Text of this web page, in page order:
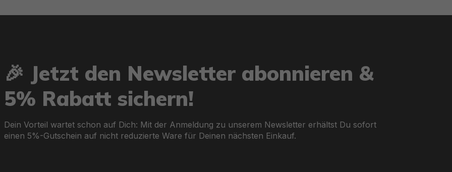
Innovative Features für einzigartige Erlebnisse
Panorama-Fenster: Beobachte die Unterwasserwelt, während Du über das Wasser gleitest.
🎉 Jetzt den Newsletter abonnieren &
5% Rabatt sichern!
Dein Vorteil wartet schon auf Dich: Mit der Anmeldung zu unserem Newsletter erhältst Du sofort
einen 5%-Gutschein auf nicht reduzierte Ware für Deinen nächsten Einkauf.